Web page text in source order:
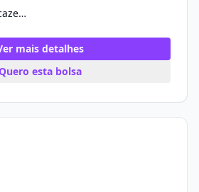
Campos dos Goytacazes/RJ
mais detalhes
esta bolsa